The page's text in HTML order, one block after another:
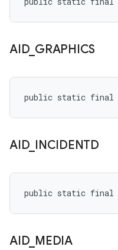
AID_ GRAPHICS
public static final
AID_ INCIDENTD
public static final
AID_ MEDIA